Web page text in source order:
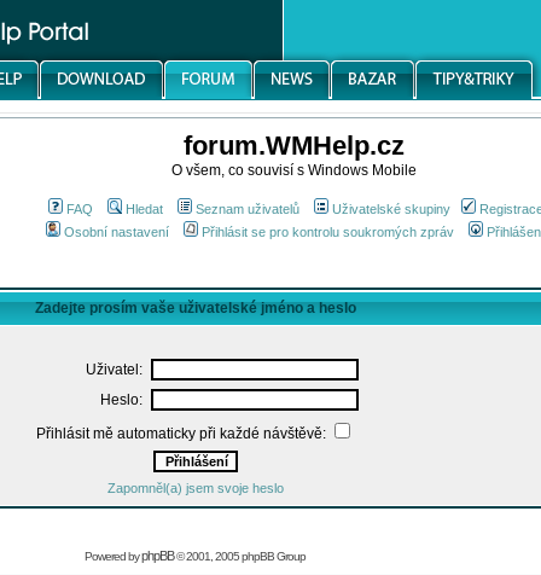
forum.WMHelp.cz
O všem, co souvisí s Windows Mobile
FAQ Hledat Seznam uživatelů Uživatelské skupiny
Osobní nastavení
Přihlásit se pro kontrolu soukromých zpráv
Zadejte prosím vaše uživatelské jméno a heslo
Uživatel:
Heslo:
Přihlásit mě automaticky při každé návštěvě:
Zapomněl(a) jsem svoje heslo
Powered byphpBB© 2001, 2005 phpBB Group